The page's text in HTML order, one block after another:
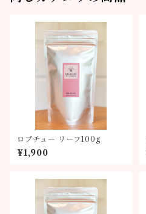
ロプチュー リーフ100g
¥1,900